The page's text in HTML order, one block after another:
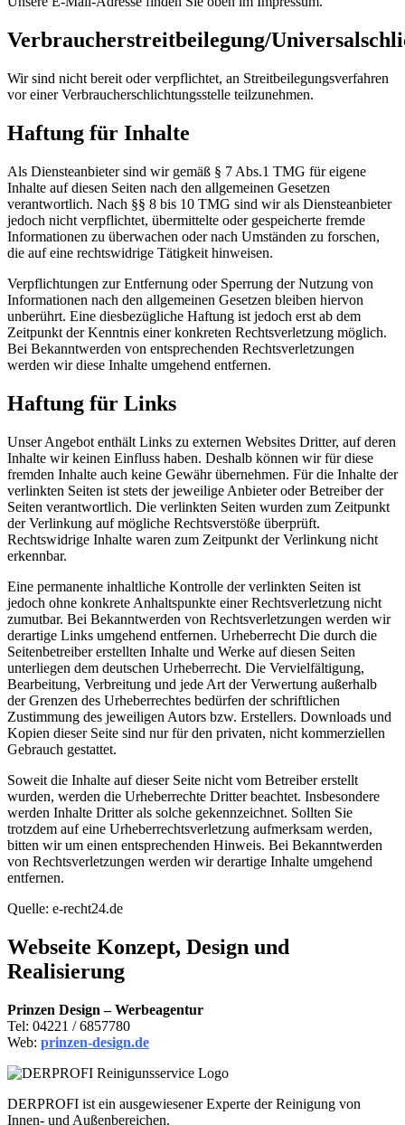
Verbraucherstreitbeilegung/
Wir sind nicht bereit oder verpflichtet, an Streitbeilegungsverfahren
vor einer Verbraucherschlichtungsstelle teilzunehmen.
Haftung für Inhalte
Als Diensteanbieter sind wir gemäß § 7 Abs.1 TMG für eigene
Inhalte auf diesen Seiten nach den allgemeinen Gesetzen
verantwortlich. Nach §§ 8 bis 10 TMG sind wir als Diensteanbieter
jedoch nicht verpflichtet, übermittelte oder gespeicherte fremde
Informationen zu überwachen oder nach Umständen zu forschen,
die auf eine rechtswidrige Tätigkeit hinweisen.
Verpflichtungen zur Entfernung oder Sperrung der Nutzung von
Informationen nach den allgemeinen Gesetzen bleiben hiervon
unberührt. Eine diesbezügliche Haftung ist jedoch erst ab dem
Zeitpunkt der Kenntnis einer konkreten Rechtsverletzung möglich.
Bei Bekanntwerden von entsprechenden Rechtsverletzungen
werden wir diese Inhalte umgehend entfernen.
Haftung für Links
Unser Angebot enthält Links zu externen Websites Dritter, auf deren
Inhalte wir keinen Einfluss haben. Deshalb können wir für diese
fremden Inhalte auch keine Gewähr übernehmen. Für die Inhalte der
verlinkten Seiten ist stets der jeweilige Anbieter oder Betreiber der
Seiten verantwortlich. Die verlinkten Seiten wurden zum Zeitpunkt
der Verlinkung auf mögliche Rechtsverstöße überprüft.
Rechtswidrige Inhalte waren zum Zeitpunkt der Verlinkung nicht
erkennbar.
Eine permanente inhaltliche Kontrolle der verlinkten Seiten ist
jedoch ohne konkrete Anhaltspunkte einer Rechtsverletzung nicht
zumutbar. Bei Bekanntwerden von Rechtsverletzungen werden wir
derartige Links umgehend entfernen. Urheberrecht Die durch die
Seitenbetreiber erstellten Inhalte und Werke auf diesen Seiten
unterliegen dem deutschen Urheberrecht. Die Vervielfältigung,
Bearbeitung, Verbreitung und jede Art der Verwertung außerhalb
der Grenzen des Urheberrechtes bedürfen der schriftlichen
Zustimmung des jeweiligen Autors bzw. Erstellers. Downloads und
Kopien dieser Seite sind nur für den privaten, nicht kommerziellen
Gebrauch gestattet.
Soweit die Inhalte auf dieser Seite nicht vom Betreiber erstellt
wurden, werden die Urheberrechte Dritter beachtet. Insbesondere
werden Inhalte Dritter als solche gekennzeichnet. Sollten Sie
trotzdem auf eine Urheberrechtsverletzung aufmerksam werden,
bitten wir um einen entsprechenden Hinweis. Bei Bekanntwerden
von Rechtsverletzungen werden wir derartige Inhalte umgehend
entfernen.
Quelle: e-recht24.de
Webseite Konzept, Design und
Realisierung
Prinzen Design – Werbeagentur
Tel: 04221 / 6857780
Web: prinzen-design.de
DERPROFI ist ein ausgewiesener Experte der Reinigung von
Innen- und Außenbereichen.